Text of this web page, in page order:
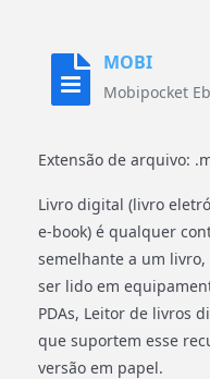
MOBI
Mobipocket
Extensão de arquivo:
Livro digital (livro
e-book) é qualquer
semelhante a um
ser lido em
PDAs, Leitor de livros
que suportem esse
versão em papel.